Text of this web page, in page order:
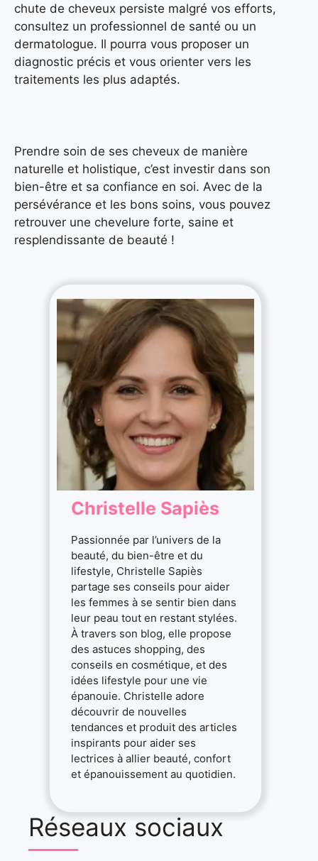
chute de cheveux persiste malgré vos efforts,
consultez un professionnel de santé ou un
dermatologue. Il pourra vous proposer un
diagnostic précis et vous orienter vers les
traitements les plus adaptés.
Prendre soin de ses cheveux de manière
naturelle et holistique, c’est investir dans son
bien-être et sa confiance en soi. Avec de la
persévérance et les bons soins, vous pouvez
retrouver une chevelure forte, saine et
resplendissante de beauté !
Christelle Sapiès
Passionnée par l’univers de la
beauté, du bien-être et du
lifestyle, Christelle Sapiès
partage ses conseils pour aider
les femmes à se sentir bien dans
leur peau tout en restant stylées.
À travers son blog, elle propose
des astuces shopping, des
conseils en cosmétique, et des
idées lifestyle pour une vie
épanouie. Christelle adore
découvrir de nouvelles
tendances et produit des articles
inspirants pour aider ses
lectrices à allier beauté, confort
et épanouissement au quotidien.
Réseaux sociaux